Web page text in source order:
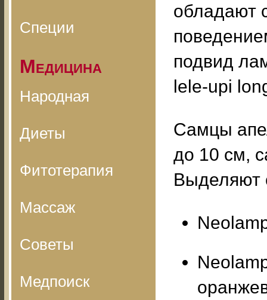
Специи
Медицина
Народная
Диеты
Фитотерапия
Массаж
Советы
Медпоиск
обладают
подвид
lele-upi
Самцы
до 10 см,
Выделяют